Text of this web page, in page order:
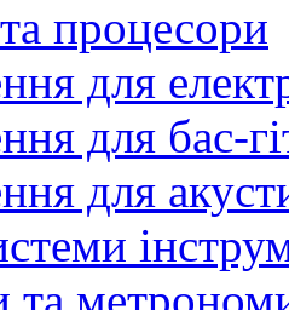
процесори
для
для бас-
для